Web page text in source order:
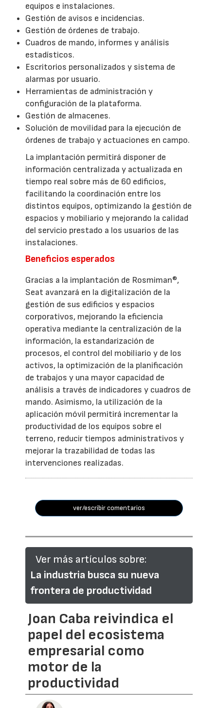
equipos e instalaciones.
Gestión de avisos e incidencias.
Gestión de órdenes de trabajo.
Cuadros de mando, informes y análisis
estadísticos.
Escritorios personalizados y sistema de
alarmas por usuario.
Herramientas de administración y
configuración de la plataforma.
Gestión de almacenes.
Solución de movilidad para la ejecución de
órdenes de trabajo y actuaciones en campo.
La implantación permitirá disponer de
información centralizada y actualizada en
tiempo real sobre más de 60 edificios,
facilitando la coordinación entre los
distintos equipos, optimizando la gestión de
espacios y mobiliario y mejorando la calidad
del servicio prestado a los usuarios de las
instalaciones.
Beneficios esperados
Gracias a la implantación de Rosmiman®,
Seat avanzará en la digitalización de la
gestión de sus edificios y espacios
corporativos, mejorando la eficiencia
operativa mediante la centralización de la
información, la estandarización de
procesos, el control del mobiliario y de los
activos, la optimización de la planificación
de trabajos y una mayor capacidad de
análisis a través de indicadores y cuadros de
mando. Asimismo, la utilización de la
aplicación móvil permitirá incrementar la
productividad de los equipos sobre el
terreno, reducir tiempos administrativos y
mejorar la trazabilidad de todas las
intervenciones realizadas.
ver/escribir comentarios
Ver más artículos sobre:
La industria busca su nueva
frontera de productividad
Joan Caba reivindica el
papel del ecosistema
empresarial como
motor de la
productividad